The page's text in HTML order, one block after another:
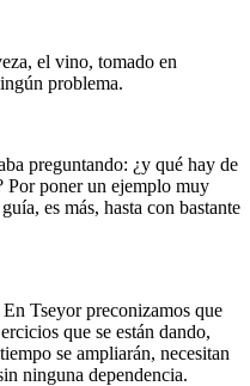
el vino, tomado en
problema.
preguntando: ¿y qué hay de
Por poner un ejemplo muy
es más, hasta con bastante
Tseyor preconizamos que
que se están dando,
se ampliarán, necesitan
ninguna dependencia.